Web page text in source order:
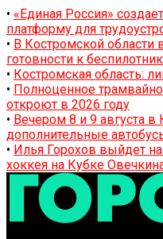
• «Единая Россия»
платформу для
• В Костромской
готовности к
• Костромская область:
• Полноценное
откроют в 2026 году
• Вечером 8 и 9 августа в
дополнительные
• Илья Горохов выйдет
хоккея на Кубке